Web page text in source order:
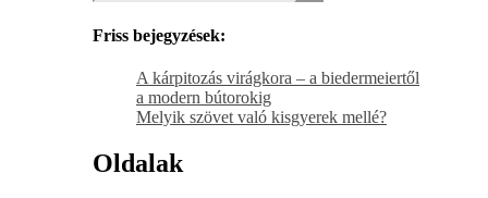
Friss bejegyzések:
A kárpitozás virágkora – a biedermeiertől
a modern bútorokig
Melyik szövet való kisgyerek mellé?
Oldalak